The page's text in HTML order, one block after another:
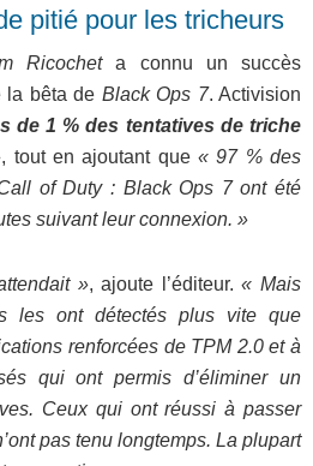
pitié pour les tricheurs
Ricocheta connu un succès
la bêta de Black Ops 7. Activision
de 1 % des tentatives de triche
, tout en ajoutant que« 97 % des
of Duty : Black Ops 7 ont été
suivant leur connexion. »
», ajoute l’éditeur.« Mais
les ont détectés plus vite que
renforcées de TPM 2.0 et à
qui ont permis d’éliminer un
Ceux qui ont réussi à passer
pas tenu longtemps. La plupart